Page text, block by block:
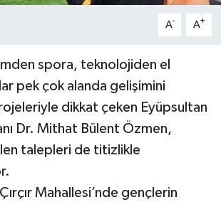
A- A+
spora, teknolojiden el
pek çok alanda gelişimini
dikkat çeken Eyüpsultan
Dr. Mithat Bülent Özmen,
talepleri de titizlikle
Mahallesi’nde gençlerin